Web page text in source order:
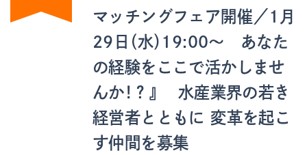
マッチングフェア開催／1月
29日（水）19:00～ あなた
の経験をここで活かしませ
んか！？』 水産業界の若き
経営者とともに 変革を起こ
す仲間を募集